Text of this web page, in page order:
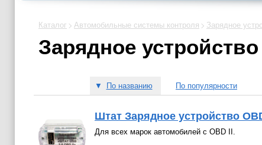
Каталог Автомобильные системы контроля Зарядное
Зарядное
▼ По названию По популярности
Штат Зарядное устройство
Для всех марок автомобилей с OBD II.